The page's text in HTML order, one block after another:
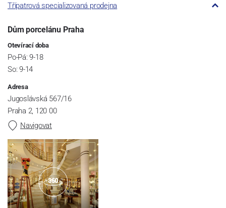
Třípatrová specializovaná prodejna
Dům porcelánu Praha
Otevírací doba
Po-Pá: 9-18
So: 9-14
Adresa
Jugoslávská 567/16
Praha 2, 120 00
Navigovat